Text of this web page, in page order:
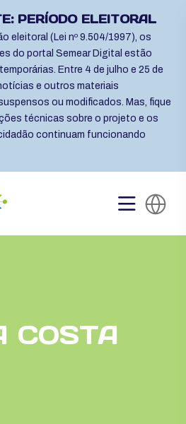
PERÍODO ELEITORAL
eleitoral (Lei nº 9.504/1997), os
do portal Semear Digital estão
Entre 4 de julho e 25 de
e outros materiais
ou modificados. Mas, fique
técnicas sobre o projeto e os
continuam funcionando
COSTA